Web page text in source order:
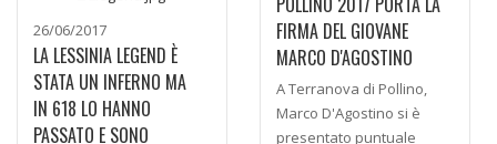
FIRMA DEL GIOVANE
MARCO D'AGOSTINO
A Terranova di Pollino,
Marco D'Agostino si è
presentato puntuale
26/06/2017
LA LESSINIA LEGEND È
STATA UN INFERNO MA
IN 618 LO HANNO
PASSATO E SONO